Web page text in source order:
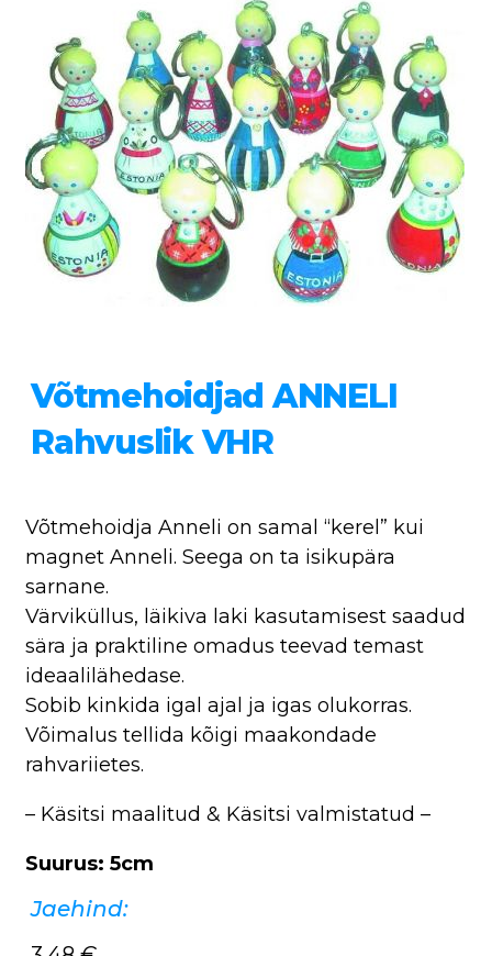
Võtmehoidjad ANNELI
Rahvuslik VHR
Võtmehoidja Anneli on samal “kerel” kui
magnet Anneli. Seega on ta isikupära
sarnane.
Värviküllus, läikiva laki kasutamisest saadud
sära ja praktiline omadus teevad temast
ideaalilähedase.
Sobib kinkida igal ajal ja igas olukorras.
Võimalus tellida kõigi maakondade
rahvariietes.
– Käsitsi maalitud & Käsitsi valmistatud –
Suurus: 5cm
Jaehind: